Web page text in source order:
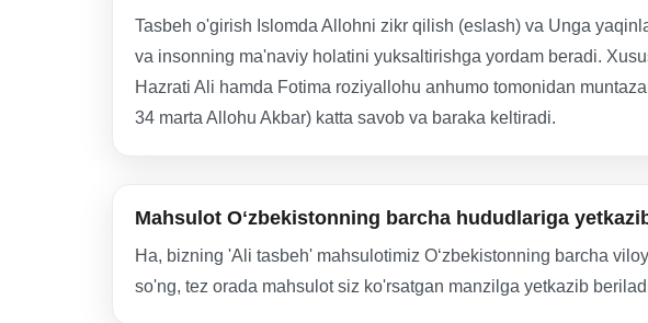
Tasbeh o'girish Islomda Allohni zikr qilish (eslash) va Unga
va insonning ma'naviy holatini yuksaltirishga yordam beradi.
Hazrati Ali hamda Fotima roziyallohu anhumo tomonidan
34 marta Allohu Akbar) katta savob va baraka keltiradi.
Mahsulot Oʻzbekistonning barcha hududlariga
Ha, bizning 'Ali tasbeh' mahsulotimiz Oʻzbekistonning barcha
so'ng, tez orada mahsulot siz ko'rsatgan manzilga yetkazib